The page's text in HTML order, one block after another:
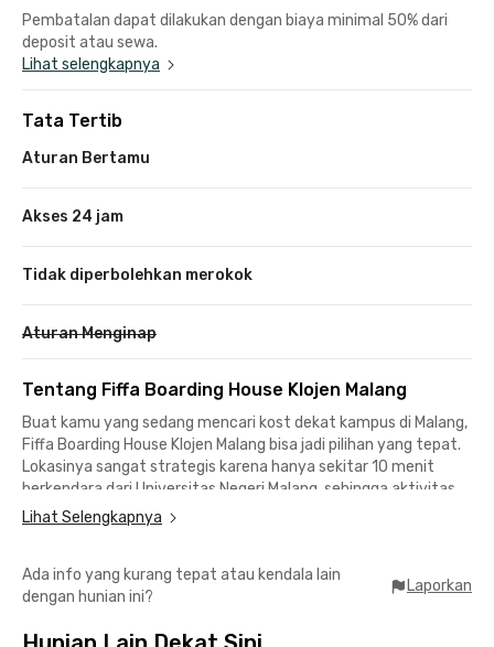
Pembatalan dapat dilakukan dengan biaya minimal 50% dari
deposit atau sewa.
Lihat selengkapnya
Tata Tertib
Aturan Bertamu
Akses 24 jam
Tidak diperbolehkan merokok
Aturan Menginap
Tentang Fiffa Boarding House Klojen Malang
Buat kamu yang sedang mencari kost dekat kampus di Malang,
Fiffa Boarding House Klojen Malang bisa jadi pilihan yang tepat.
Lokasinya sangat strategis karena hanya sekitar 10 menit
berkendara dari Universitas Negeri Malang, sehingga aktivitas
kuliah jadi lebih praktis.
Merdeka Malang dan Universitas Wisnuwardhana yang dapat
ditempuh dalam waktu sekitar 15 menit berkendara. Tidak
Malang juga ideal bagi para pekerja kantoran yang merantau,
Lihat Selengkapnya
Ada info yang kurang tepat atau kendala lain
dengan hunian ini?
Laporkan